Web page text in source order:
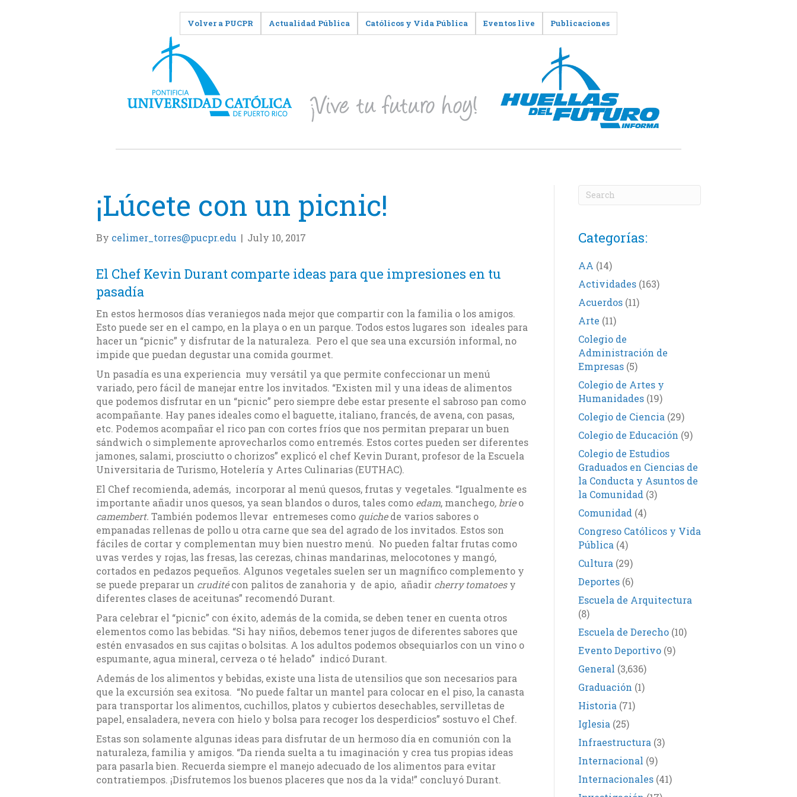
Volver a PUCPR Actualidad Pública Católicos y Vida Pública Eventos live Publicaciones
¡Lúcete con un picnic!
By celimer_torres@pucpr.edu | July 10, 2017
El Chef Kevin Durant comparte ideas para que impresiones en tu
pasadía
En estos hermosos días veraniegos nada mejor que compartir con la familia o los amigos.
Esto puede ser en el campo, en la playa o en un parque. Todos estos lugares son ideales para
hacer un “picnic” y disfrutar de la naturaleza. Pero el que sea una excursión informal, no
impide que puedan degustar una comida gourmet.
Un pasadía es una experiencia muy versátil ya que permite confeccionar un menú
variado, pero fácil de manejar entre los invitados. “Existen mil y una ideas de alimentos
que podemos disfrutar en un “picnic” pero siempre debe estar presente el sabroso pan como
acompañante. Hay panes ideales como el baguette, italiano, francés, de avena, con pasas,
etc. Podemos acompañar el rico pan con cortes fríos que nos permitan preparar un buen
sándwich o simplemente aprovecharlos como entremés. Estos cortes pueden ser diferentes
jamones, salami, prosciutto o chorizos” explicó el chef Kevin Durant, profesor de la Escuela
Universitaria de Turismo, Hotelería y Artes Culinarias (EUTHAC).
El Chef recomienda, además, incorporar al menú quesos, frutas y vegetales. “Igualmente es
importante añadir unos quesos, ya sean blandos o duros, tales como edam, manchego, brieo
camembert. También podemos llevar entremeses como quichede varios sabores o
empanadas rellenas de pollo u otra carne que sea del agrado de los invitados. Estos son
fáciles de cortar y complementan muy bien nuestro menú. No pueden faltar frutas como
uvas verdes y rojas, las fresas, las cerezas, chinas mandarinas, melocotones y mangó,
cortados en pedazos pequeños. Algunos vegetales suelen ser un magnífico complemento y
se puede preparar un cruditécon palitos de zanahoria y de apio, añadir cherry tomatoesy
diferentes clases de aceitunas” recomendó Durant.
Para celebrar el “picnic” con éxito, además de la comida, se deben tener en cuenta otros
elementos como las bebidas. “Si hay niños, debemos tener jugos de diferentes sabores que
estén envasados en sus cajitas o bolsitas. A los adultos podemos obsequiarlos con un vino o
espumante, agua mineral, cerveza o té helado” indicó Durant.
Además de los alimentos y bebidas, existe una lista de utensilios que son necesarios para
que la excursión sea exitosa. “No puede faltar un mantel para colocar en el piso, la canasta
para transportar los alimentos, cuchillos, platos y cubiertos desechables, servilletas de
papel, ensaladera, nevera con hielo y bolsa para recoger los desperdicios” sostuvo el Chef.
Estas son solamente algunas ideas para disfrutar de un hermoso día en comunión con la
naturaleza, familia y amigos. “Da rienda suelta a tu imaginación y crea tus propias ideas
para pasarla bien. Recuerda siempre el manejo adecuado de los alimentos para evitar
contratiempos. ¡Disfrutemos los buenos placeres que nos da la vida!” concluyó Durant.
Categorías:
AA (14)
Actividades(163)
Acuerdos(11)
Arte (11)
Colegio de
Administración de
Empresas(5)
Colegio de Artes y
Humanidades(19)
Colegio de Ciencia (29)
Colegio de Educación (9)
Colegio de Estudios
Graduados en Ciencias de
la Conducta y Asuntos de
la Comunidad (3)
Comunidad (4)
Congreso Católicos y Vida
Pública (4)
Cultura (29)
Deportes(6)
Escuela de Arquitectura
(8)
Escuela de Derecho(10)
Evento Deportivo(9)
General (3,636)
Graduación (1)
Historia (71)
Iglesia (25)
Infraestructura (3)
Internacional (9)
Internacionales(41)